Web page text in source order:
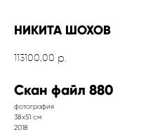
НИКИТА ШОХОВ
113100,00 р.
Скан файл 880
фотография
38х51 см
2018